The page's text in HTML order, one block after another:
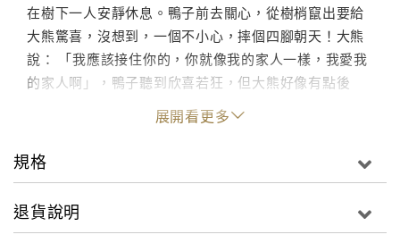
在樹下一人安靜休息。鴨子前去關心，從樹梢竄出要給
大熊驚喜，沒想到，一個不小心，摔個四腳朝天！大熊
說： 「我應該接住你的，你就像我的家人一樣，我愛我
的家人啊」，鴨子聽到欣喜若狂，但大熊好像有點後
悔…Duck just wants Bear to love him back…
Another hilarious adventure from the team
behind GOODNIGHT ALREADY!Bear is looking
forward to a nice quiet day, relaxing all by
Bear very much. And he can’t wait to show him
展開看更多
規格
退貨說明